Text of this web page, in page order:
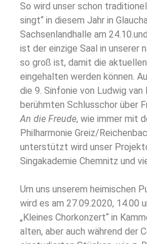
So wird unser schon
singt“ in diesem Jahr in
Sachsenlandhalle am
ist der einzige Saal in unserer
so groß ist, damit die
eingehalten werden können.
die 9. Sinfonie von Ludwig
berühmten Schlusschor über
An die Freude, wie immer mit
Philharmonie Greiz/
unterstützt wird unser
Singakademie Chemnitz und
Um uns unserem heimischen
wird es am 27.09.2020, 14.00
„Kleines Chorkonzert“ in
alten, aber auch während der